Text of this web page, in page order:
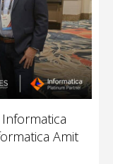
Amit